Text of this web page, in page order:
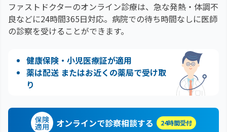
ファストドクターのオンライン診療は、急な発熱・体調不
良などに24時間365日対応。 病院での待ち時間なしに医師
の診察を受けることができます。
健康保険・小児医療証が適用
薬は配送 またはお近くの薬局で受け取
り
保険
適用 オンラインで診察相談する 24時間受付